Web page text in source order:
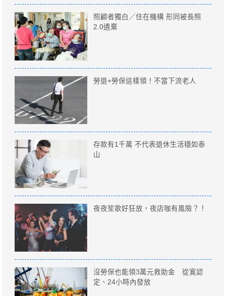
照顧者獨白／住在機構 形同被長照
2.0遺棄
勞退+勞保這樣領！不當下流老人
存款有1千萬 不代表退休生活穩如泰
山
夜夜笙歌好狂放，夜店咖有風險？！
沒勞保也能領3萬元救助金 從寛認
定、24小時內發放